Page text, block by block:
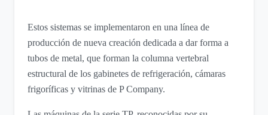
Estos sistemas se implementaron en una línea de
producción de nueva creación dedicada a dar forma a
tubos de metal, que forman la columna vertebral
estructural de los gabinetes de refrigeración, cámaras
frigoríficas y vitrinas de P Company.